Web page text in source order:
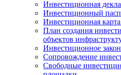
Инвестиционная
Инвестиционный
Инвестиционная
План создания
объектов
Инвестиционное
Сопровождение
Свободные